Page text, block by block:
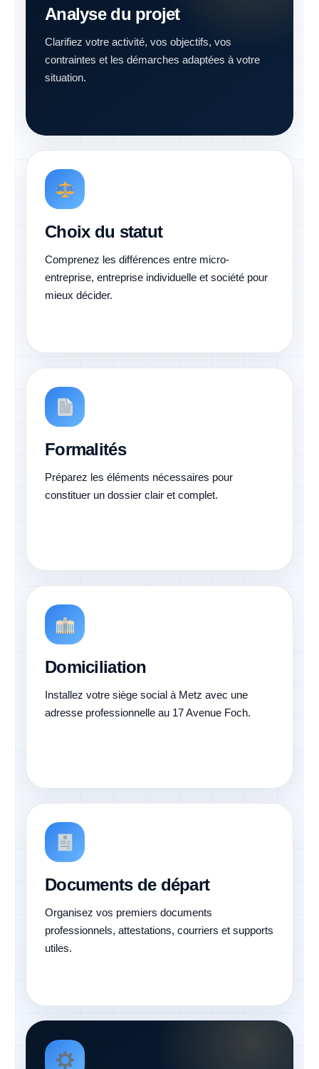
Analyse du projet
Clarifiez votre activité, vos objectifs, vos
contraintes et les démarches adaptées à votre
situation.
Choix du statut
Comprenez les différences entre micro-
entreprise, entreprise individuelle et société pour
mieux décider.
Formalités
Préparez les éléments nécessaires pour
constituer un dossier clair et complet.
Domiciliation
Installez votre siège social à Metz avec une
adresse professionnelle au 17 Avenue Foch.
Documents de départ
Organisez vos premiers documents
professionnels, attestations, courriers et supports
utiles.